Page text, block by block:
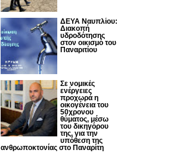
ΔΕΥΑ Ναυπλίου:
Διακοπή
υδροδότησης
στον οικισμό του
Παναριτίου
Σε νομικές
ενέργειες
προχωρά η
οικογένεια του
50χρονου
θύματος, μέσω
του δικηγόρου
της, για την
υπόθεση της
ανθρωποκτονίας στο Παναρίτη